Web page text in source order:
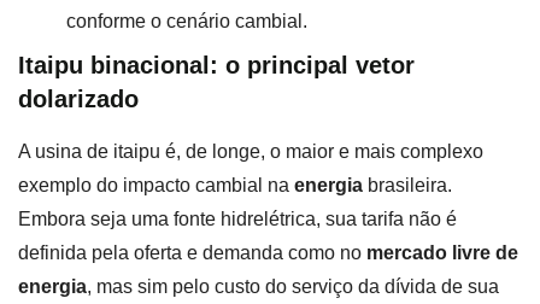
conforme o cenário cambial.
Itaipu binacional: o principal vetor
dolarizado
A usina de itaipu é, de longe, o maior e mais complexo
exemplo do impacto cambial na energia brasileira.
Embora seja uma fonte hidrelétrica, sua tarifa não é
definida pela oferta e demanda como no mercado livre de
energia, mas sim pelo custo do serviço da dívida de sua